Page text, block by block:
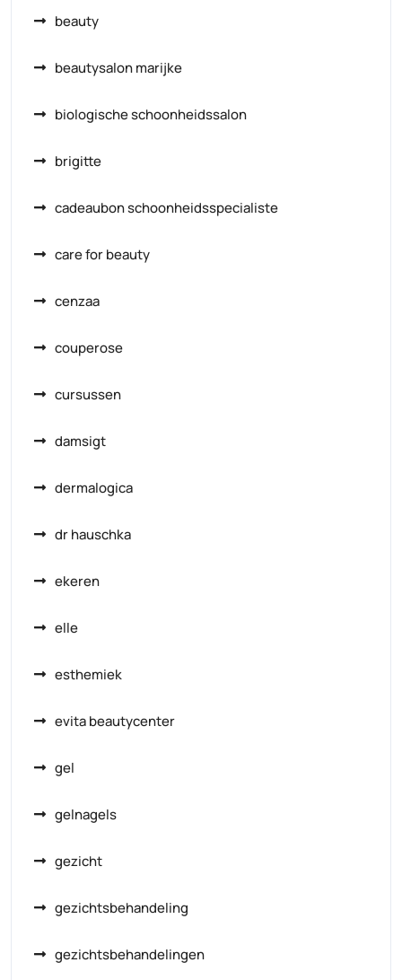
beauty
beautysalon marijke
biologische schoonheidssalon
brigitte
cadeaubon schoonheidsspecialiste
care for beauty
cenzaa
couperose
cursussen
damsigt
dermalogica
dr hauschka
ekeren
elle
esthemiek
evita beautycenter
gel
gelnagels
gezicht
gezichtsbehandeling
gezichtsbehandelingen